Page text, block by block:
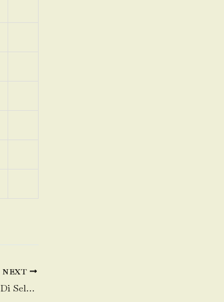
NEXT
Toko Daging Sapi terdekat Di Selapajang Jaya-Neglasari-Tangerang